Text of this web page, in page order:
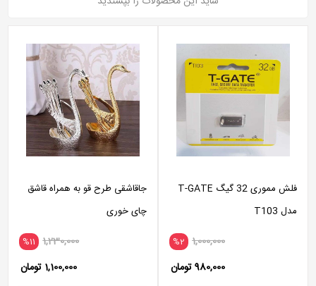
فلش مموری 32 گیگ T-GATE
مدل T103
%2 1,000,000
980,000 تومان
جاقاشقی طرح قو به همراه قاشق
چای خوری
%11 1,230,000
1,100,000 تومان